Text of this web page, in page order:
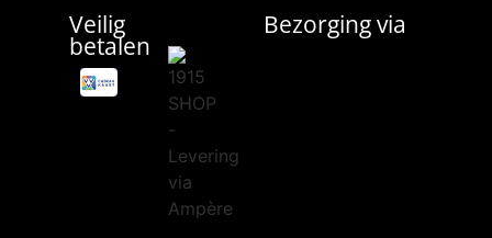
Veilig
betalen
Bezorging via